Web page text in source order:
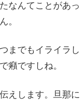
なんてことがあっ
。
までもイライラし
癪ですしね。
えします。旦那に